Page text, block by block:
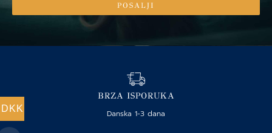
POSALJI
BRZA ISPORUKA
Danska 1-3 dana
DKK